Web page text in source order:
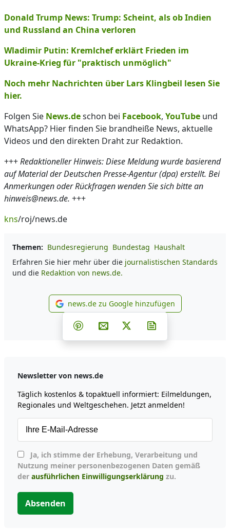
Donald Trump News: Trump: Scheint, als ob Indien
und Russland an China verloren
Wladimir Putin: Kremlchef erklärt Frieden im
Ukraine-Krieg für "praktisch unmöglich"
Noch mehr Nachrichten über Lars Klingbeil lesen Sie
hier.
Folgen Sie News.deschon bei Facebook, YouTube und
WhatsApp? Hier finden Sie brandheiße News, aktuelle
Videos und den direkten Draht zur Redaktion.
+++Redaktioneller Hinweis: Diese Meldung wurde basierend
auf Material der Deutschen Presse-Agentur (dpa) erstellt. Bei
Anmerkungen oder Rückfragen wenden Sie sich bitte an
hinweis@news.de. +++
kns/roj/news.de
Themen: Bundesregierung Bundestag Haushalt
Erfahren Sie hier mehr über die journalistischen Standards
und die Redaktion von news.de.
news.de zu Google
news.de zu Google hinzufügen
Teilen auf Facebook
Teilen auf Whatsapp
Teilen auf Telegram
Teilen auf Pinterest
Per E-Mail teilen
Post auf X
Newsletter von news.de
Täglich kostenlos & topaktuell informiert: Eilmeldungen,
Regionales und Weltgeschehen. Jetzt anmelden!
Nutzung meiner personenbezogenen Daten gemäß
der ausführlichen Einwilligungserklärung zu.
Absenden